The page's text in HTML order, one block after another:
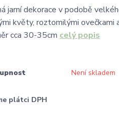
jarní dekorace v podobě
květy, roztomilými ovečkami
cca 30-35cm celý popis
Není skladem
plátci DPH